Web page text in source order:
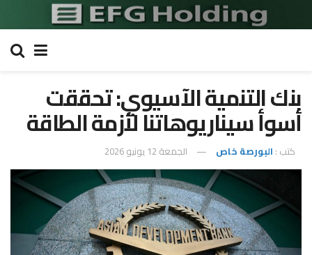
بنك التنمية الآسيوي: تحققت
أسوأ سيناريوهاتنا لأزمة الطاقة
كتب : البورصة خاص الجمعة 12 يونيو 2026